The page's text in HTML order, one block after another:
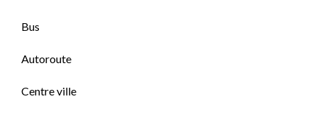
Bus
Autoroute
Centre ville